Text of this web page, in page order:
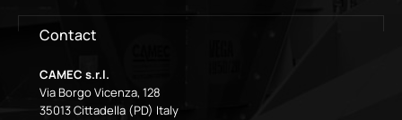
Contact
CAMEC s.r.l.
Via Borgo Vicenza, 128
35013 Cittadella (PD) Italy